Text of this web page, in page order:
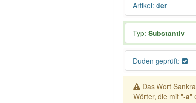
Artikel: der
Typ: Substantiv
Duden geprüft:
Das Wort
Wörter, die mit "-a"